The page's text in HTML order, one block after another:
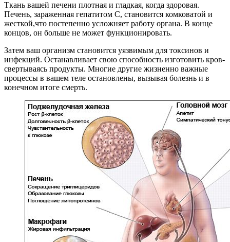
Ткань вашей печени плотная и гладкая, когда здоровая.
Печень, зараженная гепатитом С, становится комковатой и
жесткой,что постепенно усложняет работу органа. В конце
концов, он больше не может функционировать.
Затем ваш организм становится уязвимым для токсинов и
инфекций. Останавливает свою способность изготовить кров-
свертываясь продукты. Многие другие жизненно важные
процессы в вашем теле остановлены, вызывая болезнь и в
конечном итоге смерть.